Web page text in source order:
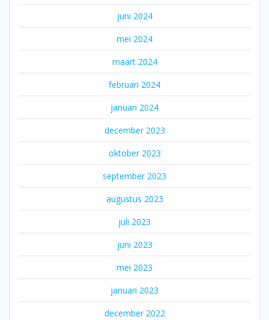
juni 2024
mei 2024
maart 2024
februari 2024
januari 2024
december 2023
oktober 2023
september 2023
augustus 2023
juli 2023
juni 2023
mei 2023
januari 2023
december 2022